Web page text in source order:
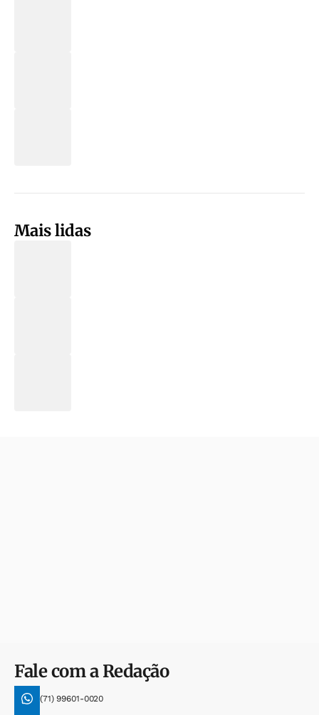
Mais lidas
Fale com a Redação
(71) 99601-0020